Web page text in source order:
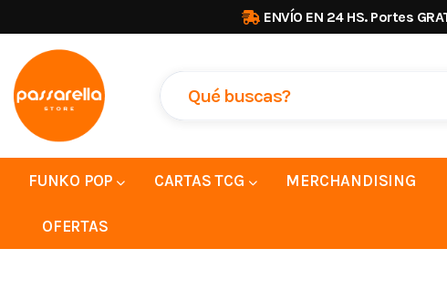
ENVÍO EN 24 HS. Portes
FUNKO POP CARTAS TCG MERCHANDISING
OFERTAS